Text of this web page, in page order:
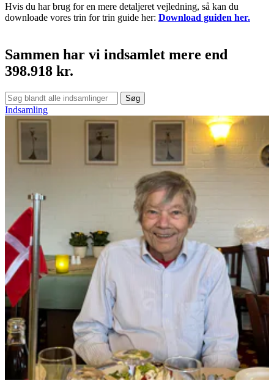
Hvis du har brug for en mere detaljeret vejledning, så kan du
downloade vores trin for trin guide her: Download guiden her.
Sammen har vi indsamlet mere end
398.918 kr.
Søg
Indsamling